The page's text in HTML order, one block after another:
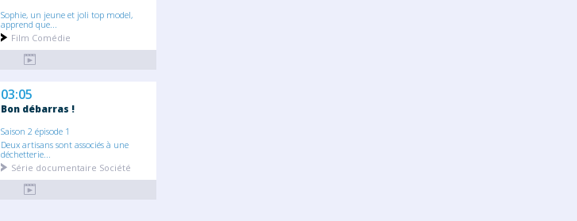
Sophie, un jeune et joli top model,
apprend que...
Film Comédie
03:05
Bon débarras !
Saison 2 épisode 1
Deux artisans sont associés à une
déchetterie...
Série documentaire Société